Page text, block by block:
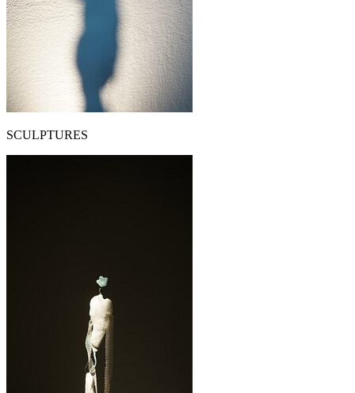
SCULPTURES